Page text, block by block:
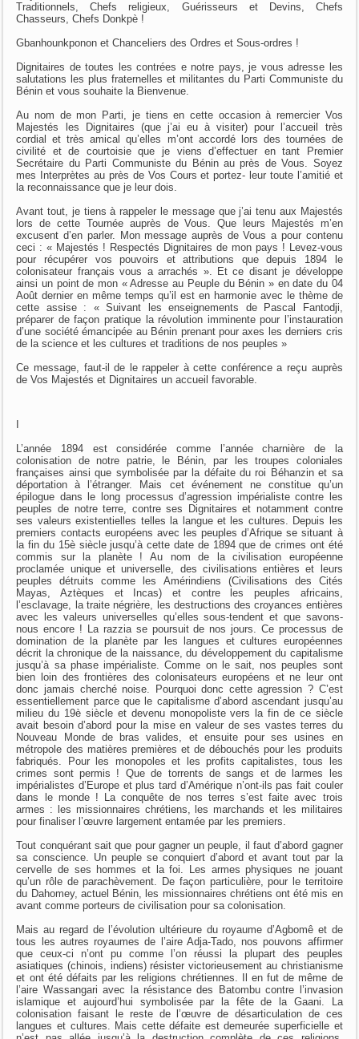
Traditionnels, Chefs religieux, Guérisseurs et Devins, Chefs
Chasseurs, Chefs Donkpè !
Gbanhounkponon et Chanceliers des Ordres et Sous-ordres !
Dignitaires de toutes les contrées e notre pays, je vous adresse les
salutations les plus fraternelles et militantes du Parti Communiste du
Bénin et vous souhaite la Bienvenue.
Au nom de mon Parti, je tiens en cette occasion à remercier Vos
Majestés les Dignitaires (que j’ai eu à visiter) pour l’accueil très
cordial et très amical qu’elles m’ont accordé lors des tournées de
civilité et de courtoisie que je viens d’effectuer en tant Premier
Secrétaire du Parti Communiste du Bénin au près de Vous. Soyez
mes Interprètes au près de Vos Cours et portez- leur toute l’amitié et
la reconnaissance que je leur dois.
Avant tout, je tiens à rappeler le message que j’ai tenu aux Majestés
lors de cette Tournée auprès de Vous. Que leurs Majestés m’en
excusent d’en parler. Mon message auprès de Vous a pour contenu
ceci : « Majestés ! Respectés Dignitaires de mon pays ! Levez-vous
pour récupérer vos pouvoirs et attributions que depuis 1894 le
colonisateur français vous a arrachés ». Et ce disant je développe
ainsi un point de mon « Adresse au Peuple du Bénin » en date du 04
Août dernier en même temps qu’il est en harmonie avec le thème de
cette assise : « Suivant les enseignements de Pascal Fantodji,
préparer de façon pratique la révolution imminente pour l’instauration
d’une société émancipée au Bénin prenant pour axes les derniers cris
de la science et les cultures et traditions de nos peuples »
Ce message, faut-il de le rappeler à cette conférence a reçu auprès
de Vos Majestés et Dignitaires un accueil favorable.
I
L’année 1894 est considérée comme l’année charnière de la
colonisation de notre patrie, le Bénin, par les troupes coloniales
françaises ainsi que symbolisée par la défaite du roi Béhanzin et sa
déportation à l’étranger. Mais cet événement ne constitue qu’un
épilogue dans le long processus d’agression impérialiste contre les
peuples de notre terre, contre ses Dignitaires et notamment contre
ses valeurs existentielles telles la langue et les cultures. Depuis les
premiers contacts européens avec les peuples d’Afrique se situant à
la fin du 15è siècle jusqu’à cette date de 1894 que de crimes ont été
commis sur la planète ! Au nom de la civilisation européenne
proclamée unique et universelle, des civilisations entières et leurs
peuples détruits comme les Amérindiens (Civilisations des Cités
Mayas, Aztèques et Incas) et contre les peuples africains,
l’esclavage, la traite négrière, les destructions des croyances entières
avec les valeurs universelles qu’elles sous-tendent et que savons-
nous encore ! La razzia se poursuit de nos jours. Ce processus de
domination de la planète par les langues et cultures européennes
décrit la chronique de la naissance, du développement du capitalisme
jusqu’à sa phase impérialiste. Comme on le sait, nos peuples sont
bien loin des frontières des colonisateurs européens et ne leur ont
donc jamais cherché noise. Pourquoi donc cette agression ? C’est
essentiellement parce que le capitalisme d’abord ascendant jusqu’au
milieu du 19è siècle et devenu monopoliste vers la fin de ce siècle
avait besoin d’abord pour la mise en valeur de ses vastes terres du
Nouveau Monde de bras valides, et ensuite pour ses usines en
métropole des matières premières et de débouchés pour les produits
fabriqués. Pour les monopoles et les profits capitalistes, tous les
crimes sont permis ! Que de torrents de sangs et de larmes les
impérialistes d’Europe et plus tard d’Amérique n’ont-ils pas fait couler
dans le monde ! La conquête de nos terres s’est faite avec trois
armes : les missionnaires chrétiens, les marchands et les militaires
pour finaliser l’œuvre largement entamée par les premiers.
Tout conquérant sait que pour gagner un peuple, il faut d’abord gagner
sa conscience. Un peuple se conquiert d’abord et avant tout par la
cervelle de ses hommes et la foi. Les armes physiques ne jouant
qu’un rôle de parachèvement. De façon particulière, pour le territoire
du Dahomey, actuel Bénin, les missionnaires chrétiens ont été mis en
avant comme porteurs de civilisation pour sa colonisation.
Mais au regard de l’évolution ultérieure du royaume d’Agbomê et de
tous les autres royaumes de l’aire Adja-Tado, nos pouvons affirmer
que ceux-ci n’ont pu comme l’on réussi la plupart des peuples
asiatiques (chinois, indiens) résister victorieusement au christianisme
et ont été défaits par les religions chrétiennes. Il en fut de même de
l’aire Wassangari avec la résistance des Batombu contre l’invasion
islamique et aujourd’hui symbolisée par la fête de la Gaani. La
colonisation faisant le reste de l’œuvre de désarticulation de ces
langues et cultures. Mais cette défaite est demeurée superficielle et